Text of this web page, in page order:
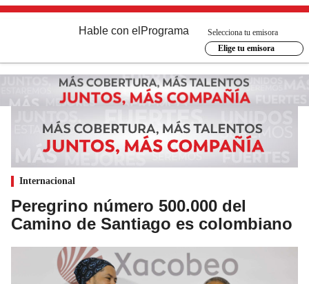
Hable con el Programa
Selecciona tu emisora
Elige tu emisora
Internacional
Peregrino número 500.000 del
Camino de Santiago es colombiano